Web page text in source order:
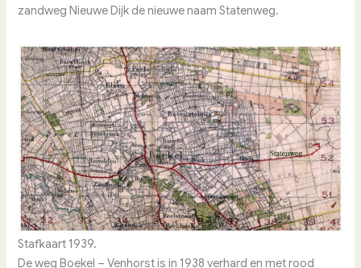
zandweg Nieuwe Dijk de nieuwe naam Statenweg.
Stafkaart 1939.
De weg Boekel – Venhorst is in 1938 verhard en met rood